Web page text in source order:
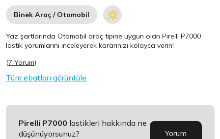
Binek Araç / Otomobil
Yaz şartlarında Otomobil araç tipine uygun olanPirelli P7000
lastik yorumlarını inceleyerek kararınızı kolayca verin!
(7 Yorum)
Tüm ebatları görüntüle
Pirelli P7000 lastikleri hakkında ne
düşünüyorsunuz?
Yorum